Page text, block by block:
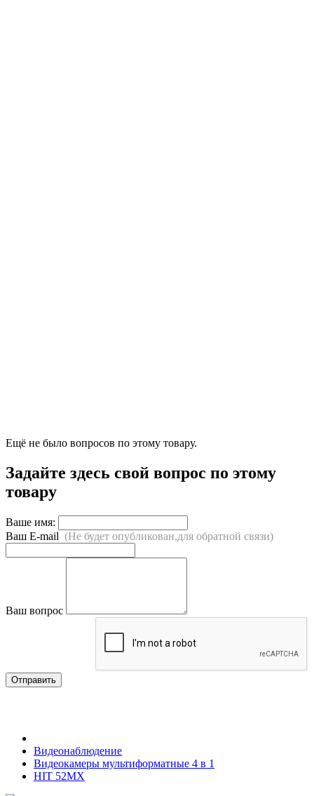
Ещё не было вопросов по этому товару.
Задайте здесь свой вопрос по этому
товару
Ваше имя:
Ваш E-mail (Не будет опубликован,для обратной связи)
Ваш вопрос
Отправить
Видеонаблюдение
Видеокамеры мультиформатные 4 в 1
HIT 52MX